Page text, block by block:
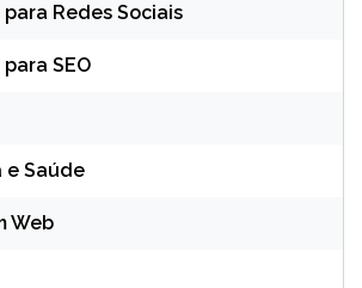
Redes Sociais
SEO
e Saúde
Web